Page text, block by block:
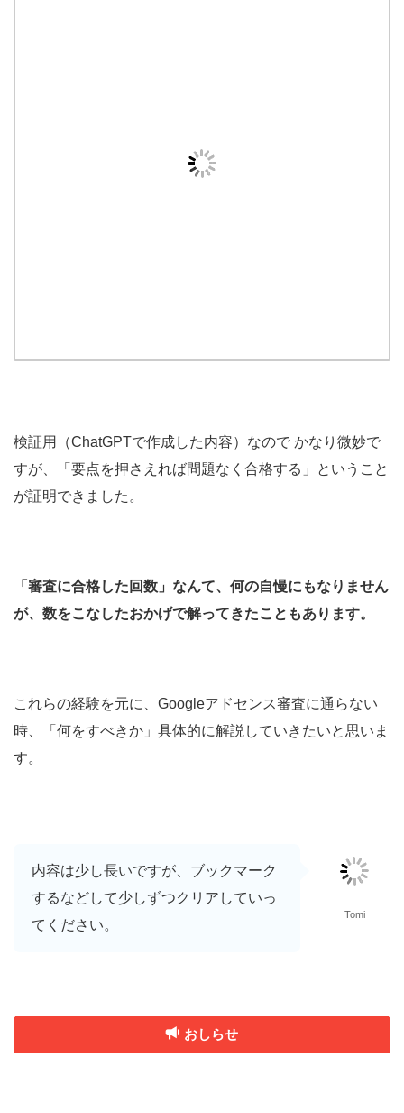
検証用（ChatGPTで作成した内容）なので かなり微妙で
すが、「要点を押さえれば問題なく合格する」ということ
が証明できました。
「審査に合格した回数」なんて、何の自慢にもなりません
が、数をこなしたおかげで解ってきたこともあります。
これらの経験を元に、Googleアドセンス審査に通らない
時、「何をすべきか」具体的に解説していきたいと思いま
す。
内容は少し長いですが、ブックマーク
するなどして少しずつクリアしていっ
てください。
Tomi
おしらせ